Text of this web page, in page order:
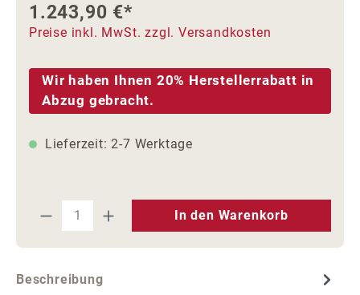
1.243,90 €*
Preise inkl. MwSt. zzgl. Versandkosten
Wir haben Ihnen 20% Herstellerrabatt in
Abzug gebracht.
Lieferzeit: 2-7 Werktage
Produkt Anzahl: Gib den
In den Warenkorb
Beschreibung